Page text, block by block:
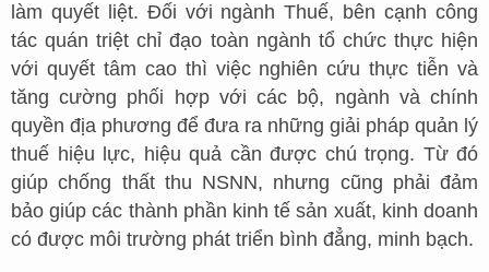
làm quyết liệt. Đối với ngành Thuế, bên cạnh công
tác quán triệt chỉ đạo toàn ngành tổ chức thực hiện
với quyết tâm cao thì việc nghiên cứu thực tiễn và
tăng cường phối hợp với các bộ, ngành và chính
quyền địa phương để đưa ra những giải pháp quản lý
thuế hiệu lực, hiệu quả cần được chú trọng. Từ đó
giúp chống thất thu NSNN, nhưng cũng phải đảm
bảo giúp các thành phần kinh tế sản xuất, kinh doanh
có được môi trường phát triển bình đẳng, minh bạch.